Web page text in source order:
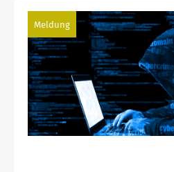
Meldung